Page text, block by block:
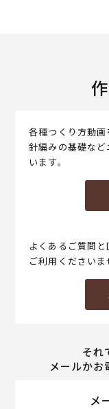
各種つくり方動
針編みの基礎な
います。
よくあるご質問
ご利用くださいま
それ
メールかお
メ